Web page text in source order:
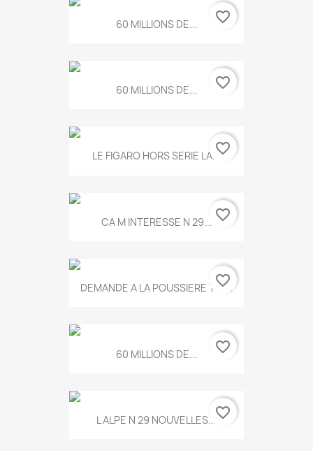
60 MILLIONS DE... favorite_border
60 MILLIONS DE... favorite_border
LE FIGARO HORS SERIE LA...favorite_border
CA M INTERESSE N 29... favorite_border
DEMANDE A LA POUSSIERE T.778
favorite_border
60 MILLIONS DE... favorite_border
L ALPE N 29 NOUVELLES...favorite_border